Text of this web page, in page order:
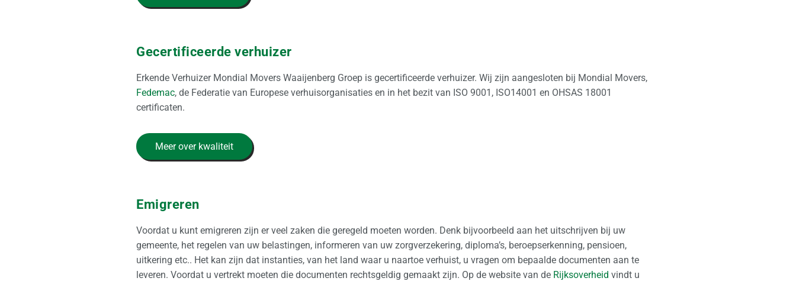
Gecertificeerde verhuizer
Erkende Verhuizer Mondial Movers Waaijenberg Groep is gecertificeerde verhuizer. Wij zijn aangesloten bij Mondial Movers,
Fedemac, de Federatie van Europese verhuisorganisaties en in het bezit van ISO 9001, ISO14001 en OHSAS 18001
certificaten.
Meer over kwaliteit
Emigreren
Voordat u kunt emigreren zijn er veel zaken die geregeld moeten worden. Denk bijvoorbeeld aan het uitschrijven bij uw
gemeente, het regelen van uw belastingen, informeren van uw zorgverzekering, diploma’s, beroepserkenning, pensioen,
uitkering etc.. Het kan zijn dat instanties, van het land waar u naartoe verhuist, u vragen om bepaalde documenten aan te
leveren. Voordat u vertrekt moeten die documenten rechtsgeldig gemaakt zijn. Op de website van de Rijksoverheid vindt u